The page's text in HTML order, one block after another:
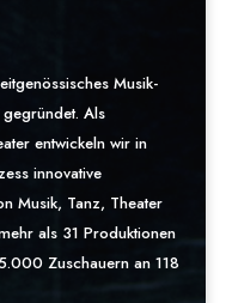
Musik-
Als
entwickeln wir in
innovative
Musik, Tanz, Theater
als 31 Produktionen
Zuschauern an 118